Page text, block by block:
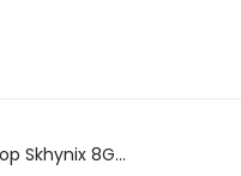
Ram Laptop Skhynix 8GB DDR4 2666V